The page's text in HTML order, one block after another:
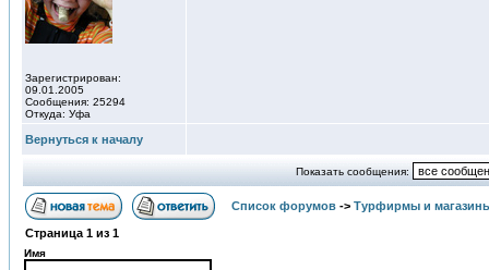
Зарегистрирован:
09.01.2005
Сообщения: 25294
Откуда: Уфа
Вернуться к началу
Показать сообщения:
Список форумов -> Турфирмы и
Страница 1 из 1
Имя